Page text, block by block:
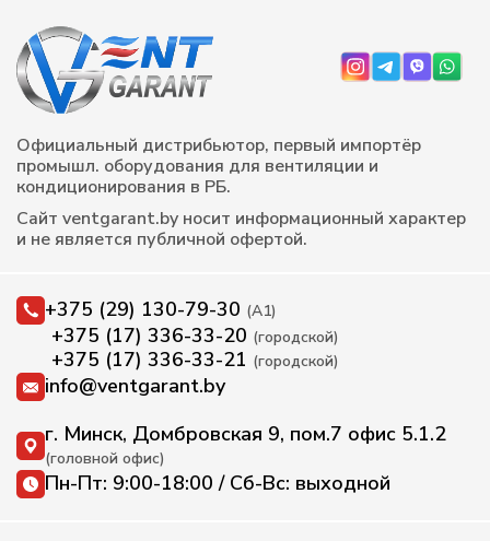
Официальный дистрибьютор, первый импортёр
промышл. оборудования для вентиляции и
кондиционирования в РБ.
Сайт ventgarant.by носит информационный характер
и не является публичной офертой.
+375 (29) 130-79-30 (А1)
+375 (17) 336-33-20 (городской)
+375 (17) 336-33-21 (городской)
info@ventgarant.by
г. Минск, Домбровская 9, пом.7 офис 5.1.2
(головной офис)
Пн-Пт: 9:00-18:00 / Сб-Вс: выходной